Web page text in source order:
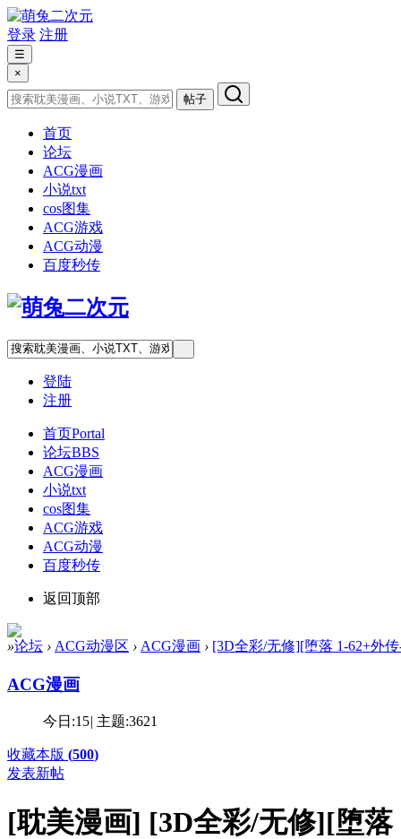
登录 注册
☰
×
帖子
首页
论坛
ACG漫画
小说txt
cos图集
ACG游戏
ACG动漫
百度秒传
登陆
注册
首页Portal
论坛BBS
ACG漫画
小说txt
cos图集
ACG游戏
ACG动漫
百度秒传
返回顶部
»论坛 › ACG动漫区 › ACG漫画 › [3D全彩/无修][堕落 1-62+外
ACG漫画
今日:15| 主题:3621
收藏本版 (500)
发表新帖
[耽美漫画] [3D全彩/无修][堕落